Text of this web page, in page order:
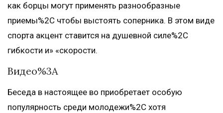
как борцы могут применять разнообразные
приемы%2C чтобы выстоять соперника. В этом виде
спорта акцент ставится на душевной силе%2C
гибкости и» «скорости.
Видео%3A
Беседа в настоящее во приобретает особую
популярность среди молодежи%2C хотя